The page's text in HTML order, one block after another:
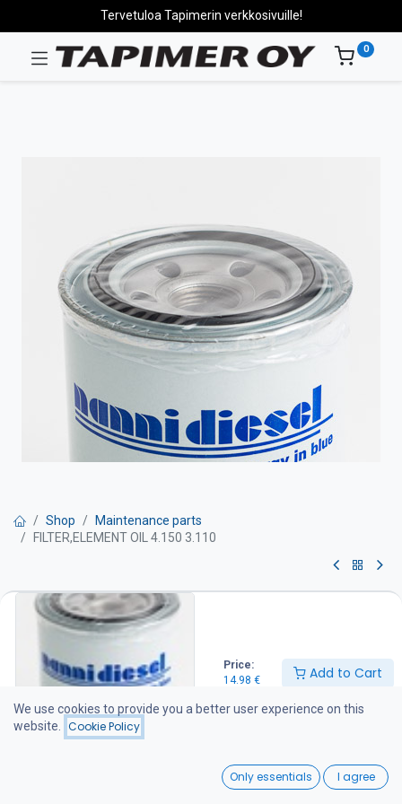
Price:
14.98 € Add to Cart
Wishlist
Tervetuloa Tapimerin verkkosivuille!
0
Shop
Maintenance parts
FILTER,ELEMENT OIL 4.150 3.110
FILTER,ELEMENT OIL 4.150 3.110
Öljynsuodatin on suositeltava vaihtaa kerran vuodessa
14.98€
We use cookies to provide you a better user experience on this
website.
Cookie Policy
Only essentials I agree